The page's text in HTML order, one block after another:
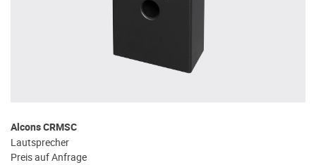
Alcons CRMSC
Lautsprecher
Preis auf Anfrage